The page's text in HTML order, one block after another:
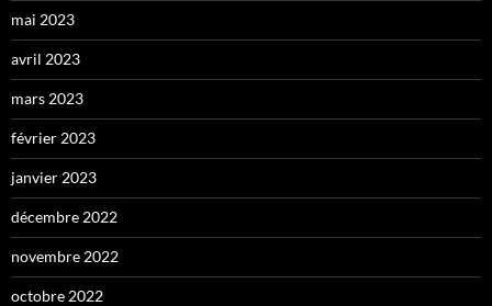
mai 2023
avril 2023
mars 2023
février 2023
janvier 2023
décembre 2022
novembre 2022
octobre 2022